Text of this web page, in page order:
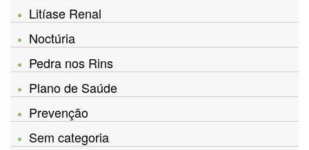
Litíase Renal
Noctúria
Pedra nos Rins
Plano de Saúde
Prevenção
Sem categoria